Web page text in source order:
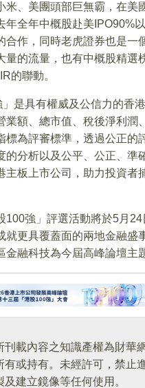
米、美團頭部巨無霸，在美
年全年中概股赴美IPO90%
合作，同時老虎證券也是一
量的流量，也有中概股精選
的聯動。
」是具有權威及公信力的香
業額、總市值、稅後淨利潤
標為評審標準，透過公正的
的分析以及公平、公正、準
主板上市公司，助力投資者
100強」評選活動將於5月
就更具覆蓋面的兩地金融盛
金融科技為今屆高峰論壇主
刊載內容之知識產權為財華
有或持有。未經許可，禁止
及建立鏡像等任何使用。